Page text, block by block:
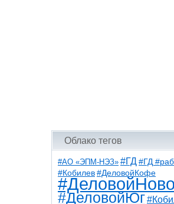
Облако тегов
#АО «ЭПМ-НЭЗ» #ГД #ГД
#Кобилев #ДеловойКофе
#ДеловойЮг